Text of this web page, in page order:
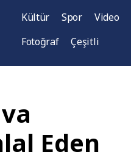
Kültür
Spor
Video
Fotoğraf
Çeşitli
Eden